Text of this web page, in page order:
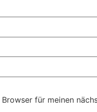
für meinen